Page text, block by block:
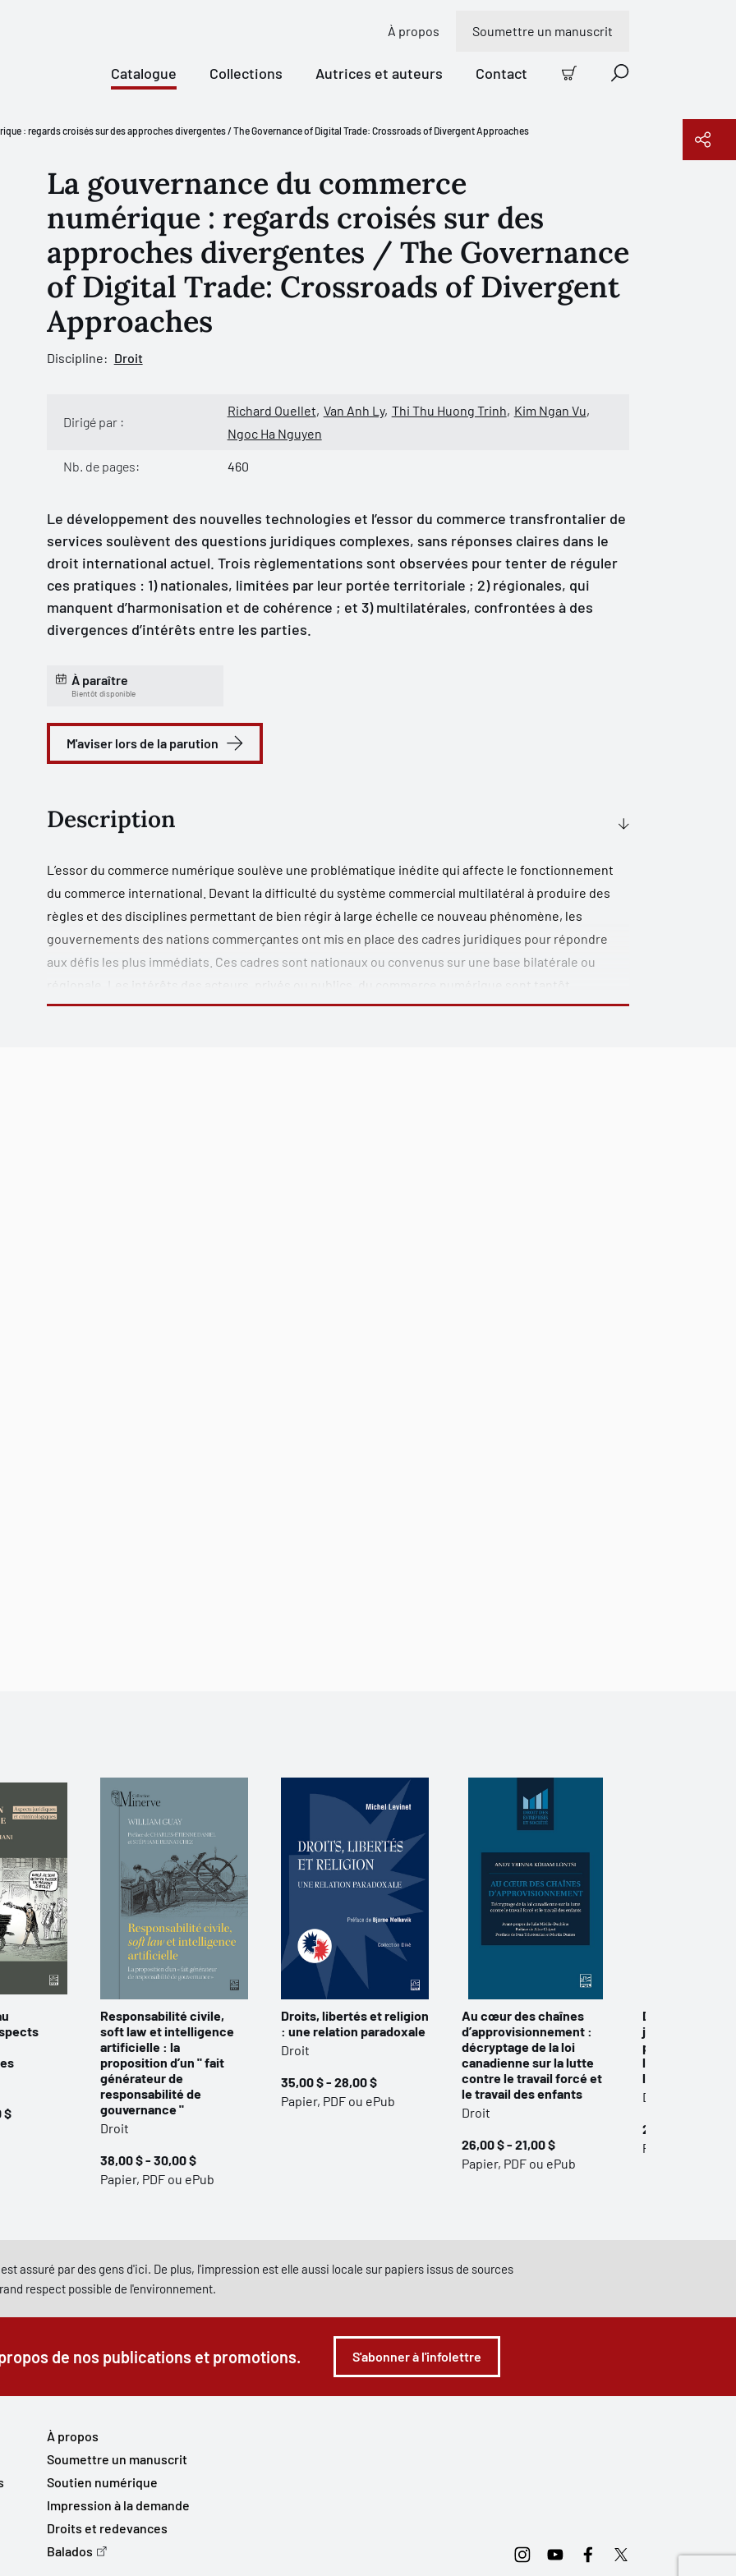
À propos Soumettre un manuscrit
Catalogue Collections Autrices et auteurs Contact
Panier Recherche
: regards croisés sur des approches divergentes / The Governance of Digital Trade: Crossroads of Divergent Approaches
La gouvernance du commerce
numérique : regards croisés sur des
approches divergentes / The Governance
of Digital Trade: Crossroads of Divergent
Approaches
Discipline: Droit
Dirigé par :
Richard Ouellet Van Anh Ly Thi Thu Huong Trinh Kim Ngan Vu
Ngoc Ha Nguyen
Nb. de pages: 460
Le développement des nouvelles technologies et l’essor du commerce transfrontalier de
services soulèvent des questions juridiques complexes, sans réponses claires dans le
droit international actuel. Trois règlementations sont observées pour tenter de réguler
ces pratiques : 1) nationales, limitées par leur portée territoriale ; 2) régionales, qui
manquent d’harmonisation et de cohérence ; et 3) multilatérales, confrontées à des
divergences d’intérêts entre les parties.
À paraître
Bientôt disponible
M'aviser lors de la parution
Description
L’essor du commerce numérique soulève une problématique inédite qui affecte le fonctionnement
du commerce international. Devant la difficulté du système commercial multilatéral à produire des
règles et des disciplines permettant de bien régir à large échelle ce nouveau phénomène, les
gouvernements des nations commerçantes ont mis en place des cadres juridiques pour répondre
aux défis les plus immédiats. Ces cadres sont nationaux ou convenus sur une base bilatérale ou
convergents, tantôt divergents. Ainsi, le corpus juridique applicable à un commerce qui se dit
$
Responsabilité civile,
soft law et intelligence
artificielle : la
proposition d’un " fait
générateur de
responsabilité de
gouvernance "
Droit
38,00 $ - 30,00 $
Papier, PDF ou ePub
Droits, libertés et religion
: une relation paradoxale
Droit
35,00 $ - 28,00 $
Papier, PDF ou ePub
Au cœur des chaînes
d’approvisionnement :
décryptage de la loi
canadienne sur la lutte
contre le travail forcé et
le travail des enfants
Droit
26,00 $ - 21,00 $
Papier, PDF ou ePub
Dire le droit,
justice : les
peuples
le droit des
l'égalité
Droit
24,95 $ - 19,95 $
Papier, PDF ou
assuré par des gens d'ici. De plus, l'impression est elle aussi locale sur papiers issus de sources
respect possible de l'environnement.
de nos publications et promotions. S'abonner à l'infolettre
À propos
Soumettre un manuscrit
Soutien numérique
Impression à la demande
Droits et redevances
Balados
InstagramYoutubeFacebookTwitter